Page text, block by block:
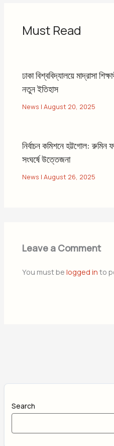
Must Read
ঢাকা বিশ্ববিদ্যালয়ে মাদ্রাসা
নতুন ইতিহাস
News |August 20, 2025
নির্বাচন কমিশনে হট্টগোল: রুমিন
সংঘর্ষে উত্তেজনা
News |August 26, 2025
Leave a Comment
You must belogged in to
Search